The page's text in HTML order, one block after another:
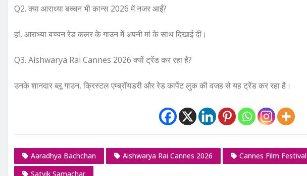
Q2. क्या आराध्या बच्चन भी कान्स 2026 में नजर आईं?
हां, आराध्या बच्चन रेड कलर के गाउन में अपनी मां के साथ दिखाई दीं।
Q3. Aishwarya Rai Cannes 2026 क्यों ट्रेंड कर रहा है?
उनके शानदार ब्लू गाउन, क्रिस्टल एम्ब्रॉयडरी और रेड कार्पेट लुक की वजह से यह ट्रेंड कर रहा है।
Aaradhya Bachchan Aishwarya Rai Cannes 2026 Cannes Film Festival
Satvik Samachar